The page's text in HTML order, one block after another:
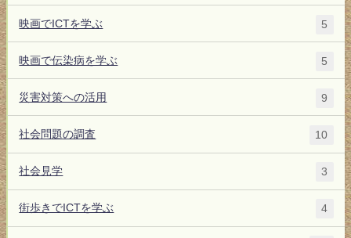
映画でICTを学ぶ 5
映画で伝染病を学ぶ 5
災害対策への活用 9
社会問題の調査 10
社会見学 3
街歩きでICTを学ぶ 4